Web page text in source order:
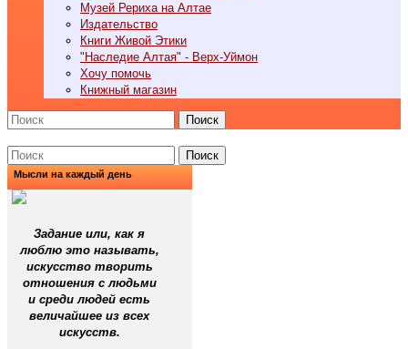
Музей Рериха на Алтае
Издательство
Книги Живой Этики
"Наследие Алтая" - Верх-Уймон
Хочу помочь
Книжный магазин
Поиск
Поиск
Мысли на каждый день
Задание или, как я
люблю это называть,
искусство творить
отношения с людьми
и среди людей есть
величайшее из всех
искусств.